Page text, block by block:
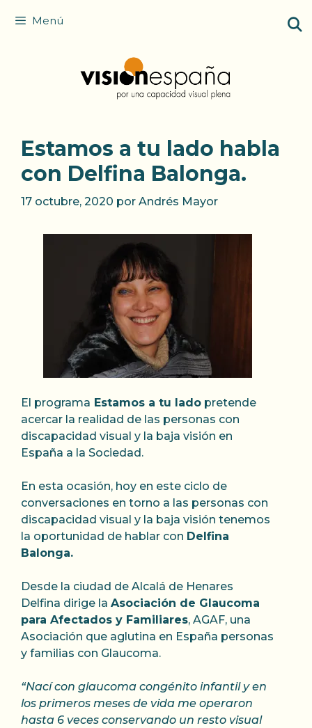
Menú
Estamos a tu lado habla
con Delfina Balonga.
17 octubre, 2020 por Andrés Mayor
El programa Estamos a tu lado pretende
acercar la realidad de las personas con
discapacidad visual y la baja visión en
España a la Sociedad.
En esta ocasión, hoy en este ciclo de
conversaciones en torno a las personas con
discapacidad visual y la baja visión tenemos
la oportunidad de hablar con Delfina
Balonga.
Desde la ciudad de Alcalá de Henares
Delfina dirige la Asociación de Glaucoma
para Afectados y Familiares, AGAF, una
Asociación que aglutina en España personas
y familias con Glaucoma.
“Nací con glaucoma congénito infantil y en
los primeros meses de vida me operaron
hasta 6 veces conservando un resto visual